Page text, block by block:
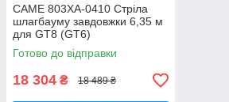
CAME 803XA-0410 Стріла
шлагбауму завдовжки 6,35 м
для GT8 (GT6)
Готово до відправки
18 304 ₴ 18 489 ₴